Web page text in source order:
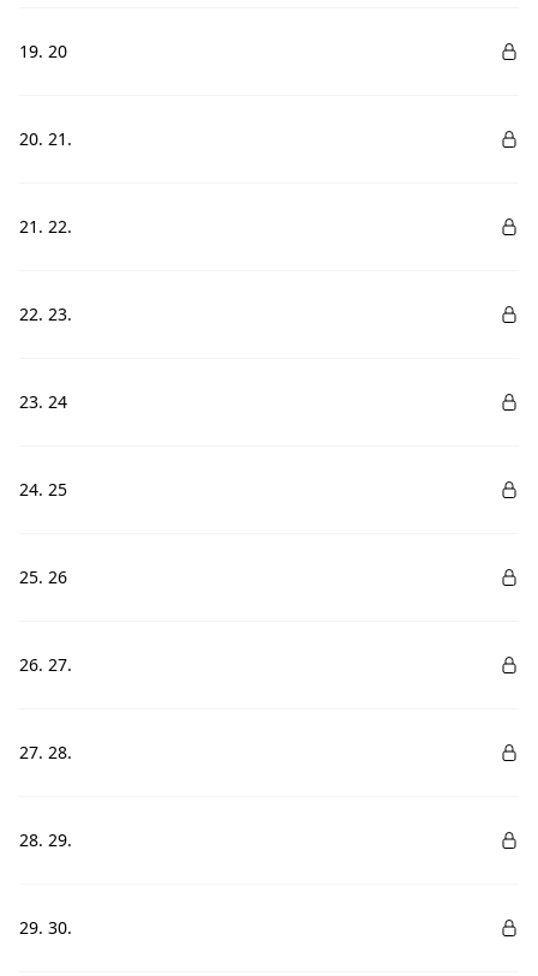
19. 20
20. 21.
21. 22.
22. 23.
23. 24
24. 25
25. 26
26. 27.
27. 28.
28. 29.
29. 30.